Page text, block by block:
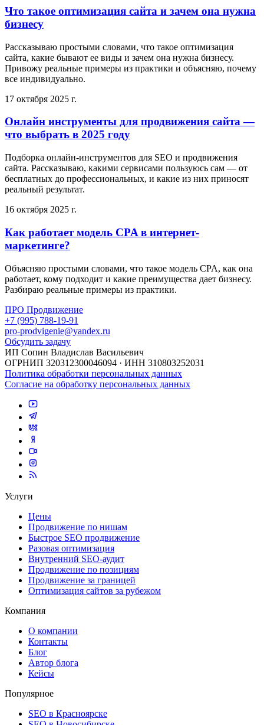
Что такое оптимизация сайта и зачем она нужна
бизнесу
Рассказываю простыми словами, что такое оптимизация
сайта, какие бывают ее виды и зачем она нужна бизнесу.
Привожу реальные примеры из практики и объясняю, почему
все индивидуально.
17 октября 2025 г.
Онлайн инструменты для продвижения сайта —
что выбрать в 2025 году
Подборка онлайн-инструментов для SEO и продвижения
сайта. Рассказываю, какими сервисами пользуюсь сам — от
бесплатных до профессиональных, и какие из них приносят
реальный результат.
16 октября 2025 г.
Как работает модель CPA в интернет-
маркетинге?
Объясняю простыми словами, что такое модель CPA, как она
работает, кому подходит и какие преимущества дает бизнесу.
Разбираю реальные примеры из практики.
ПРО Продвижение
+7 (995) 788-19-91
pro-prodvigenie@yandex.ru
Обсудить задачу
ИП Сопин Владислав Васильевич
ОГРНИП 320312300046094 · ИНН 310803252031
Политика обработки персональных данных
Согласие на обработку персональных данных
Услуги
Цены
Продвижение по нишам
Быстрое SEO продвижение
Разовая оптимизация
Внутренний SEO-аудит
Продвижение по позициям
Продвижение за границей
Оптимизация сайтов за рубежом
Компания
О компании
Контакты
Блог
Автор блога
Кейсы
Популярное
SEO в Красноярске